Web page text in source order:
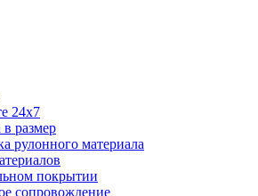
24х7
в размер
рулонного материала
покрытии
сопровождение